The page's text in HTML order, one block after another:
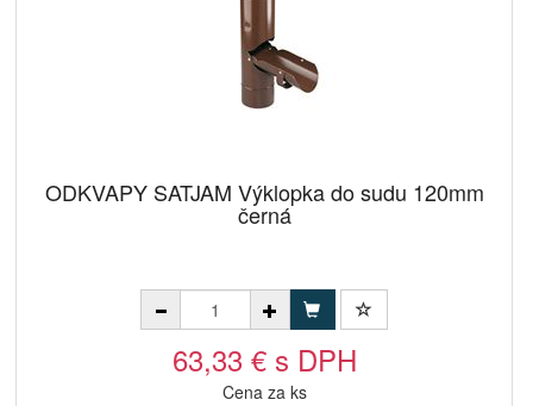
ODKVAPY SATJAM Výklopka do sudu 120mm
černá
63,33 € s DPH
Cena za ks